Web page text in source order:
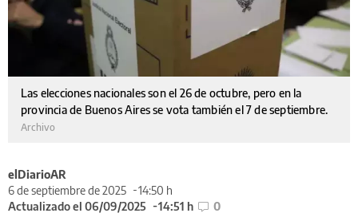
Las elecciones nacionales son el 26 de octubre, pero en la
provincia de Buenos Aires se vota también el 7 de septiembre.
Archivo
elDiarioAR
6 de septiembre de 2025
14:50 h
Actualizado el 06/09/2025
14:51 h 0